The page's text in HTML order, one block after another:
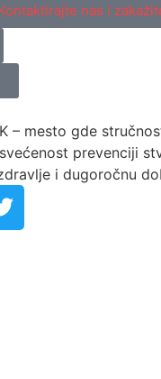
nas i
– mesto gde
prevenciji
i dugoročnu